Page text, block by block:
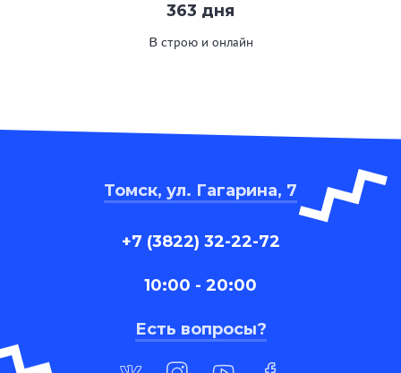
363 дня
В строю и онлайн
Томск, ул. Гагарина, 7
+7 (3822) 32-22-72
10:00 - 20:00
Есть вопросы?